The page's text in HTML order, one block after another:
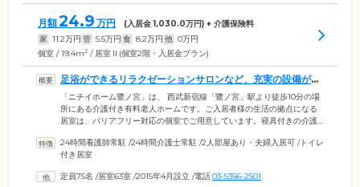
月額24.9 万円 (入居金1,030.0万円) + 介護保険料
家 11.2万円 管 5.5万円 食 8.2万円 他 0万円
個室 / 19.4m2 / 居室Ⅱ(個室2階・入居金プラン)
足浴ができるリラクゼーションサロンなど、充実の設備がそ
ろっています
「ニチイホーム鷺ノ宮」は、 西武新宿線「鷺ノ宮」駅より徒歩10分の場
所にある介護付き有料老人ホームです。ご入居者様の生活の拠点になる
居室は、バリアフリー対応の個室でご用意しています。寝具付きの介護
コールを完備。ナースコールで直結しているホーム内のヘルパーステー
ションには、介護・看護スタッフが24時間常駐しています。居室内には
事や会話が楽しめるファミリールーム、足浴ができるリラクゼーション
24時間看護師常駐 /24時間介護士常駐 /2人部屋あり・夫婦入居可 /トイレ
付き居室
定員75名 /居室63室 /2015年4月設立 /電話03-5356-2501